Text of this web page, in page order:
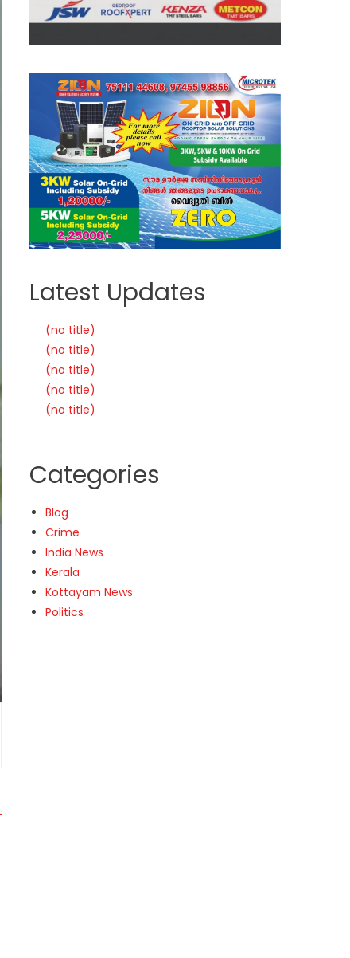
Latest Updates
(no title)
(no title)
(no title)
(no title)
(no title)
Categories
Blog
Crime
India News
Kerala
Kottayam News
Politics